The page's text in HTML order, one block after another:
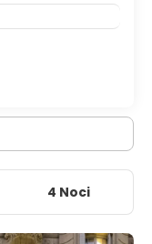
4 Noci